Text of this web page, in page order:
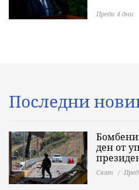
Преди 4 дни
Последни
Бомбени
ден от
Свят